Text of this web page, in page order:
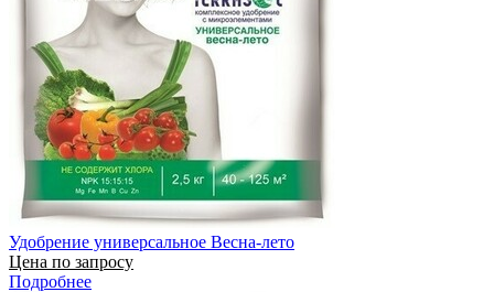
Удобрение универсальное Весна-лето
Цена по запросу
Подробнее